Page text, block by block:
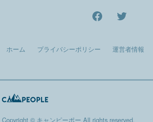
facebook
ホーム プライバシーポリシー 運営者情報
Copyright © キャンピーポー All rights reserved.